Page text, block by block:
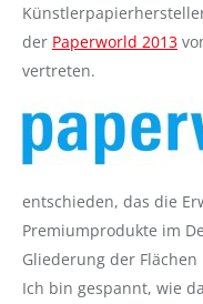
der Paperworld 2013
vertreten.
entschieden, das die
Premiumprodukte im
Gliederung der
Ich bin gespannt, wie